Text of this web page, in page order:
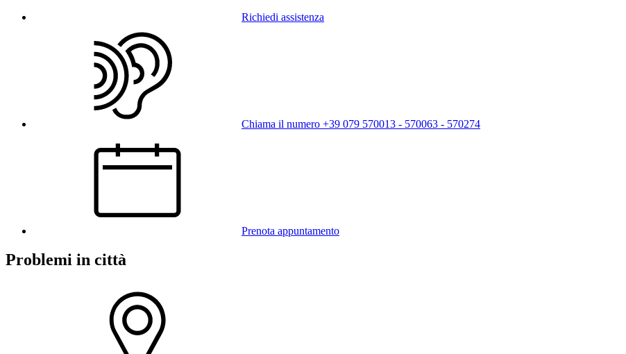
Richiedi assistenza
Chiama il numero +39 079 570013 - 570063 - 570274
Prenota appuntamento
Problemi in città